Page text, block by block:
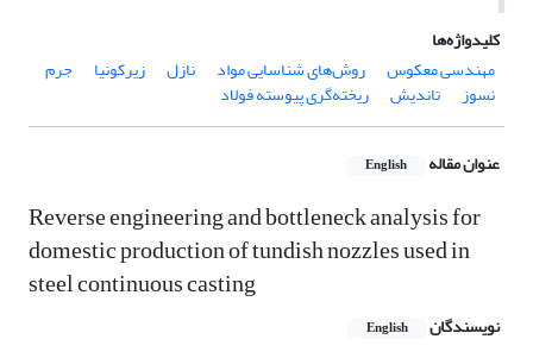
کلیدواژه‌ها
مهندسی معکوس
روش‌های شناسایی مواد نازل زیرکونیا جرم
نسوز تاندیش ریخته‌گری پیوسته فولاد
عنوان مقاله English
Reverse engineering and bottleneck analysis for
domestic production of tundish nozzles used in
steel continuous casting
نویسندگان English